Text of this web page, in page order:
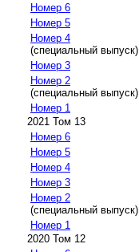
Номер 6
Номер 5
Номер 4
(специальный выпуск)
Номер 3
Номер 2
(специальный выпуск)
Номер 1
2021 Том 13
Номер 6
Номер 5
Номер 4
Номер 3
Номер 2
(специальный выпуск)
Номер 1
2020 Том 12